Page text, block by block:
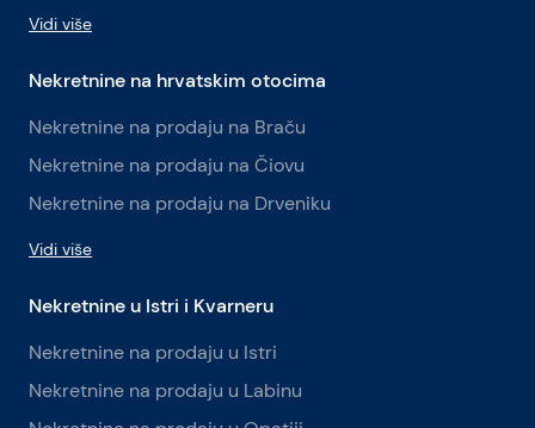
Vidi više
Nekretnine na hrvatskim otocima
Nekretnine na prodaju na Braču
Nekretnine na prodaju na Čiovu
Nekretnine na prodaju na Drveniku
Vidi više
Nekretnine u Istri i Kvarneru
Nekretnine na prodaju u Istri
Nekretnine na prodaju u Labinu